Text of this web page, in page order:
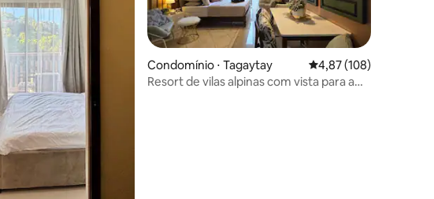
367 avaliações
Condomínio ⋅ Tagaytay 4,87 de uma avaliação
4,87 (108)
Resort de vilas alpinas com vista para a